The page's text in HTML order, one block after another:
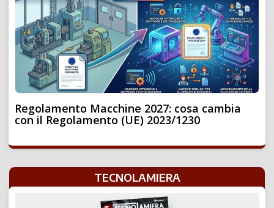
Regolamento Macchine 2027: cosa cambia
con il Regolamento (UE) 2023/1230
TECNOLAMIERA